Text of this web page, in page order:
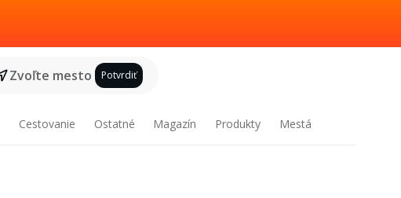
Zvoľte mesto Potvrdiť
Cestovanie Ostatné Magazín Produkty Mestá